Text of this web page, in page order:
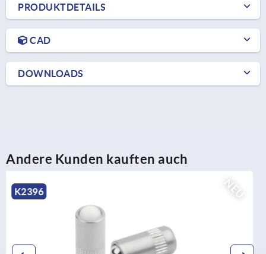
PRODUKTDETAILS
CAD
DOWNLOADS
Andere Kunden kauften auch
NEU